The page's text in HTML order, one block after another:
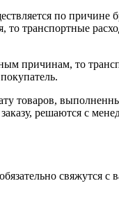
по причине
то транспортные
причинам, то
товаров,
решаются с
свяжутся с